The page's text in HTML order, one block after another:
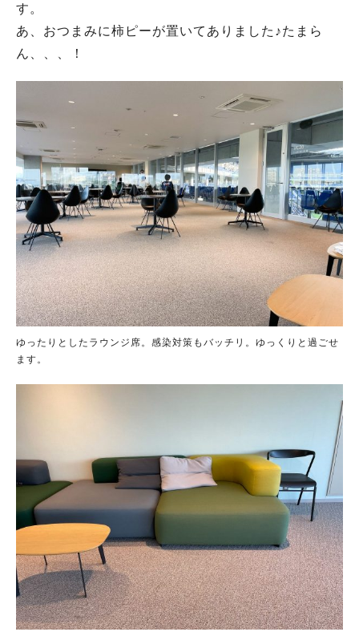
す。
あ、おつまみに柿ピーが置いてありました♪たまら
ん、、、！
ゆったりとしたラウンジ席。感染対策もバッチリ。ゆっくりと過ごせ
ます。